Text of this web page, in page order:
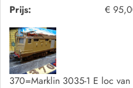
Prijs:
€
370=Marklin 3035-1 E loc